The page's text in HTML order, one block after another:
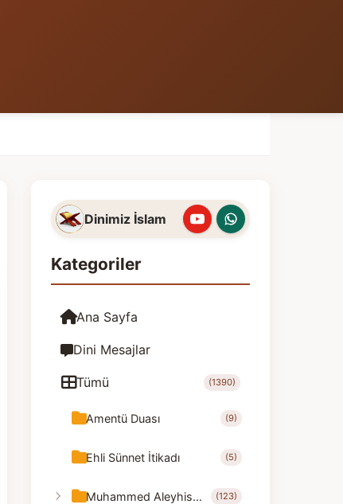
Dinimiz İslam
Kategoriler
Ana Sayfa
Dini Mesajlar
Tümü (1390)
Amentü Duası (9)
Ehli Sünnet İtikadı (5)
Muhammed Aleyhisselam (123)